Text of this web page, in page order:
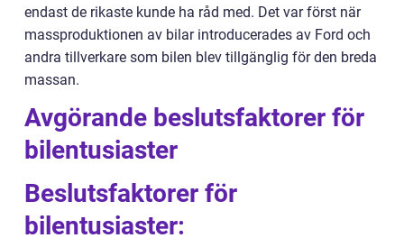
endast de rikaste kunde ha råd med. Det var först när
massproduktionen av bilar introducerades av Ford och
andra tillverkare som bilen blev tillgänglig för den breda
massan.
Avgörande beslutsfaktorer för
bilentusiaster
Beslutsfaktorer för
bilentusiaster: